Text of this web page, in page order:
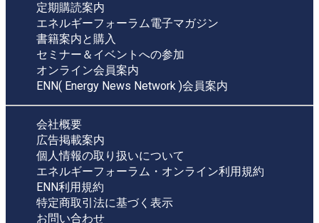
定期購読案内
エネルギーフォーラム電子マガジン
書籍案内と購入
セミナー＆イベントへの参加
オンライン会員案内
ENN( Energy News Network )会員案内
会社概要
広告掲載案内
個人情報の取り扱いについて
エネルギーフォーラム・オンライン利用規約
ENN利用規約
特定商取引法に基づく表示
お問い合わせ